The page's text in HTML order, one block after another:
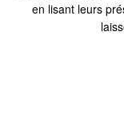
en lisant leurs